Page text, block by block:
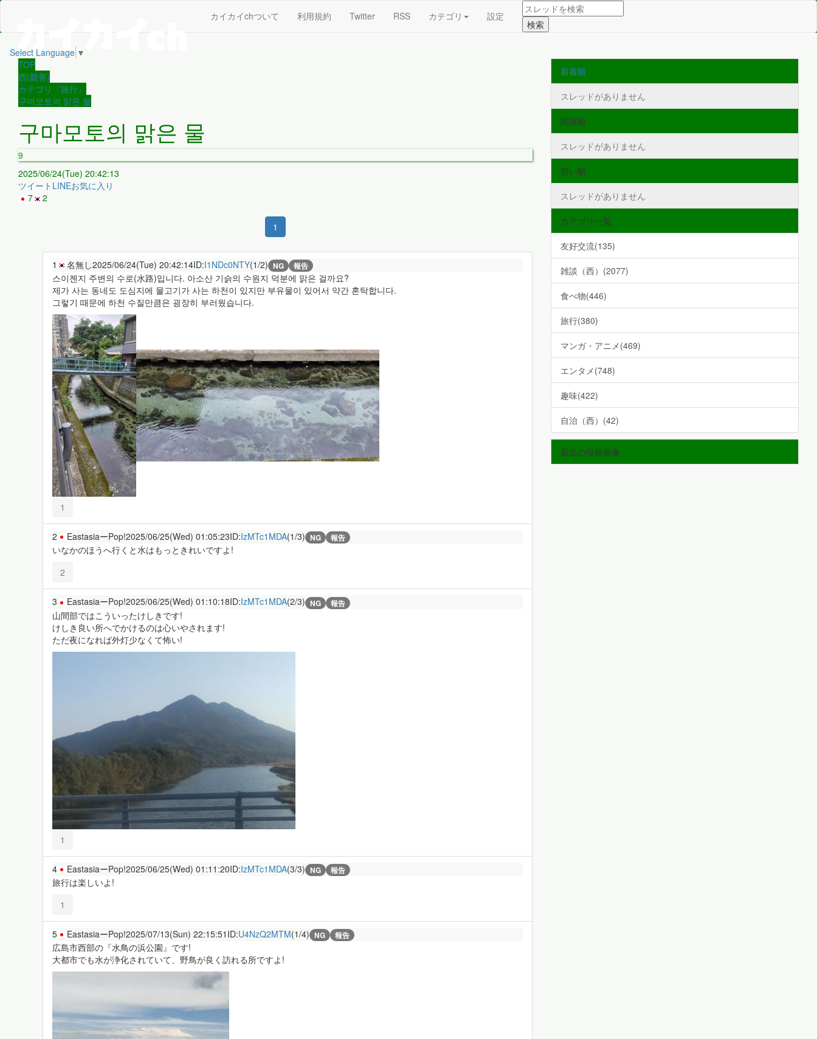
カイカイchついて 利用規約 Twitter RSS カテゴリ 設定
Select Language ▼
TOP
西(親善)
カテゴリ『旅行』
구마모토의 맑은 물
구마모토의 맑은 물
9
2025/06/24(Tue) 20:42:13
ツイート LINEお気に入り
7
2
1
1 名無し2025/06/24(Tue) 20:42:14ID:I1NDc0NTY(1/2) NG 報告
스이젠지 주변의 수로(水路)입니다. 아소산 기슭의 수원지 덕분에 맑은 걸까요?
제가 사는 동네도 도심지에 물고기가 사는 하천이 있지만 부유물이 있어서 약간 혼탁합니다.
그렇기 때문에 하천 수질만큼은 굉장히 부러웠습니다.
1
2 EastasiaーPop!2025/06/25(Wed) 01:05:23ID:IzMTc1MDA(1/3) NG 報告
いなかのほうへ行くと水はもっときれいですよ!
2
3 EastasiaーPop!2025/06/25(Wed) 01:10:18ID:IzMTc1MDA(2/3) NG 報告
山間部ではこういったけしきです!
けしき良い所へでかけるのは心いやされます!
ただ夜になれば外灯少なくて怖い!
1
4 EastasiaーPop!2025/06/25(Wed) 01:11:20ID:IzMTc1MDA(3/3) NG 報告
旅行は楽しいよ!
1
5 EastasiaーPop!2025/07/13(Sun) 22:15:51 ID:U4NzQ2MTM(1/4) NG 報告
広島市西部の『水鳥の浜公園』です!
大都市でも水が浄化されていて、野鳥が良く訪れる所ですよ!
新着順
スレッドがありません
関連順
スレッドがありません
勢い順
スレッドがありません
カテゴリ一覧
友好交流(135)
雑談（西）(2077)
食べ物(446)
旅行(380)
マンガ・アニメ(469)
エンタメ(748)
趣味(422)
自治（西）(42)
最近の投稿画像